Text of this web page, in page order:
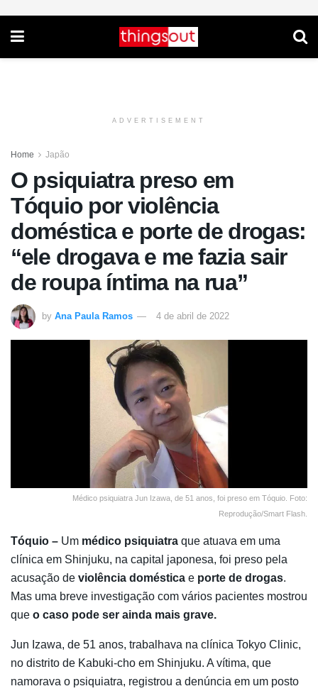
ADVERTISEMENT
Home Japão
O psiquiatra preso em
Tóquio por violência
doméstica e porte de drogas:
“ele drogava e me fazia sair
de roupa íntima na rua”
by Ana Paula Ramos 4 de abril de 2022
Médico psiquiatra Jun Izawa, de 51 anos, foi preso em Tóquio. Foto:
Reprodução/Smart Flash.
Tóquio – Um médico psiquiatra que atuava em uma
clínica em Shinjuku, na capital japonesa, foi preso pela
acusação de violência doméstica e porte de drogas.
Mas uma breve investigação com vários pacientes mostrou
que o caso pode ser ainda mais grave.
Jun Izawa, de 51 anos, trabalhava na clínica Tokyo Clinic,
no distrito de Kabuki-cho em Shinjuku. A vítima, que
namorava o psiquiatra, registrou a denúncia em um posto